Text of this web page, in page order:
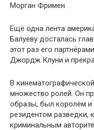
Морган Фримен.
Ещё одна лента
Балуеву досталась
этот раз его
Джордж Клуни и
В
множество ролей. Он
образы, был королём и
резидентом
криминальным